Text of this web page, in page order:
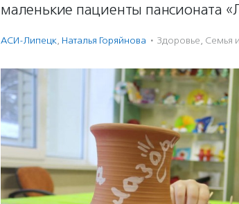
маленькие пациенты пансионата
АСИ-Липецк, Наталья Горяйнова · Здоровье, Семья